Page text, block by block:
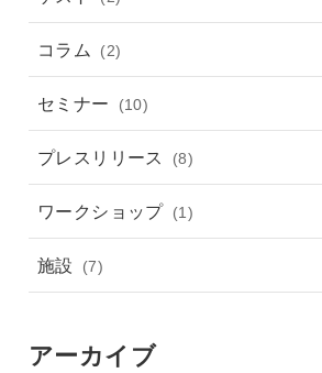
コラム (2)
セミナー (10)
プレスリリース (8)
ワークショップ (1)
施設 (7)
アーカイブ